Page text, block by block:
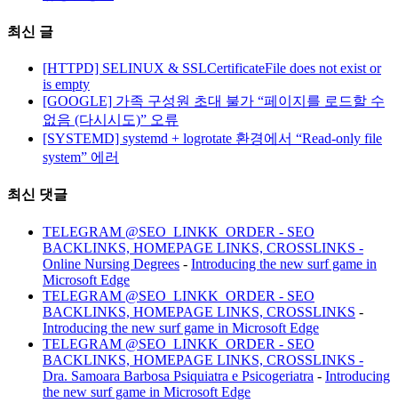
최신 글
[HTTPD] SELINUX & SSLCertificateFile does not exist or
is empty
[GOOGLE] 가족 구성원 초대 불가 “페이지를 로드할 수
없음 (다시시도)” 오류
[SYSTEMD] systemd + logrotate 환경에서 “Read-only file
system” 에러
최신 댓글
TELEGRAM @SEO_LINKK_ORDER - SEO
BACKLINKS, HOMEPAGE LINKS, CROSSLINKS -
Online Nursing Degrees - Introducing the new surf game in
Microsoft Edge
TELEGRAM @SEO_LINKK_ORDER - SEO
BACKLINKS, HOMEPAGE LINKS, CROSSLINKS -
Introducing the new surf game in Microsoft Edge
TELEGRAM @SEO_LINKK_ORDER - SEO
BACKLINKS, HOMEPAGE LINKS, CROSSLINKS -
Dra. Samoara Barbosa Psiquiatra e Psicogeriatra - Introducing
the new surf game in Microsoft Edge